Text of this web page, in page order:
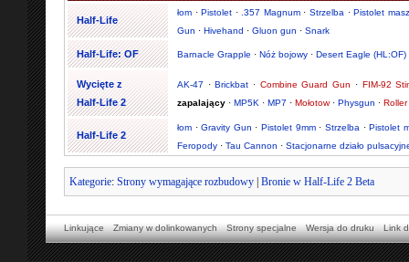
Half-Life
łom ·Pistolet · .357 Magnum·Strzelba ·Pistolet
Gun · Hivehand · Gluon gun · Snark
Half-Life: OF Barnacle Grapple · Nóż bojowy · Desert Eagle (HL:OF)
Wycięte z
Half-Life 2
AK-47 ·Brickbat · Combine Guard Gun · FIM-92
zapalający · MP5K · MP7 · Mołotow· Physgun ·
Half-Life 2
łom ·Gravity Gun ·Pistolet 9mm· Strzelba ·Pistolet
Feropody · Tau Cannon · Stacjonarne działo
Kategorie: Strony wymagające rozbudowy Bronie w Half-Life 2 Beta
Linkujące Zmiany w dolinkowanych Strony specjalne Wersja do druku Link